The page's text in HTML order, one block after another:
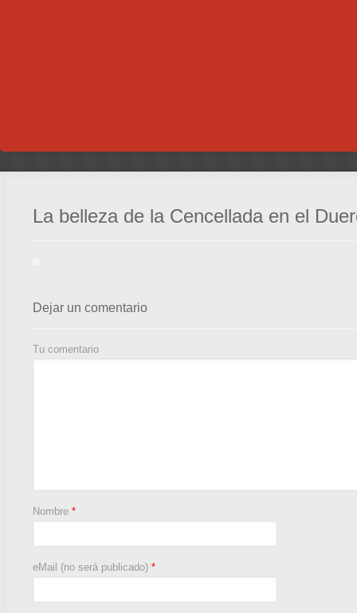
La belleza de la Cencellada en el
Dejar un comentario
Tu comentario
Nombre *
eMail (no será publicado) *